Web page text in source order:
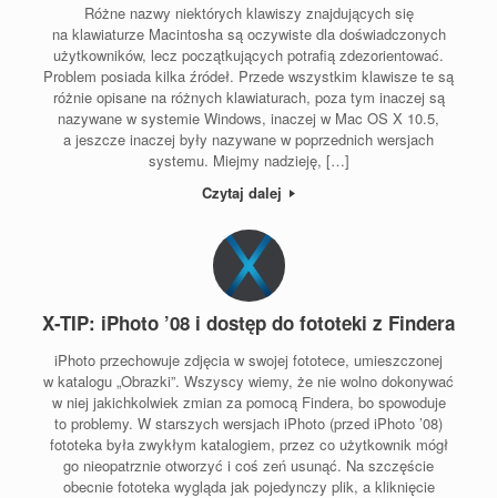
Różne nazwy niektórych klawiszy znajdujących się
na klawiaturze Macintosha są oczywiste dla doświadczonych
użytkowników, lecz początkujących potrafią zdezorientować.
Problem posiada kilka źródeł. Przede wszystkim klawisze te są
różnie opisane na różnych klawiaturach, poza tym inaczej są
nazywane w systemie Windows, inaczej w Mac OS X 10.5,
a jeszcze inaczej były nazywane w poprzednich wersjach
systemu. Miejmy nadzieję, […]
Czytaj dalej
X-TIP: iPhoto ’08 i dostęp do fototeki z Findera
iPhoto przechowuje zdjęcia w swojej fototece, umieszczonej
w katalogu „Obrazki”. Wszyscy wiemy, że nie wolno dokonywać
w niej jakichkolwiek zmian za pomocą Findera, bo spowoduje
to problemy. W starszych wersjach iPhoto (przed iPhoto ’08)
fototeka była zwykłym katalogiem, przez co użytkownik mógł
go nieopatrznie otworzyć i coś zeń usunąć. Na szczęście
obecnie fototeka wygląda jak pojedynczy plik, a kliknięcie